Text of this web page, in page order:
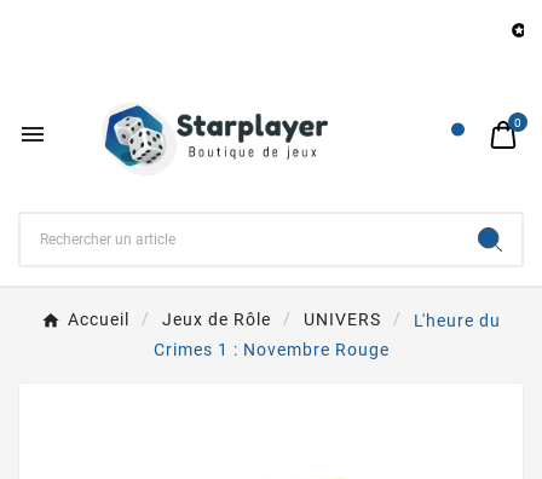

 0
Accueil Jeux de Rôle UNIVERS
L'heure du
Crimes 1 : Novembre Rouge